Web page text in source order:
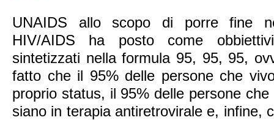
UNAIDS allo scopo di porre fine
HIV/AIDS ha posto come
sintetizzati nella formula 95, 95, 95,
fatto che il 95% delle persone che
proprio status, il 95% delle persone
siano in terapia antiretrovirale e, infine,